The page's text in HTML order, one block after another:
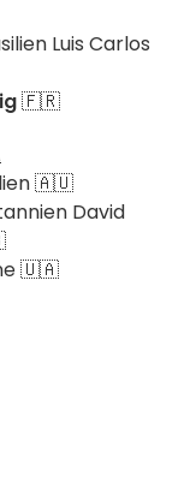
Luis Carlos
🇫🇷
🇦🇺
David
🇺🇦